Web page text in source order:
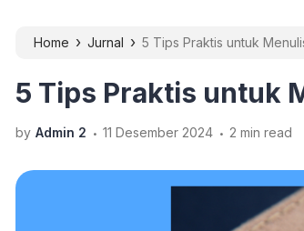
Home › Jurnal › 5 Tips Praktis untuk
5 Tips Praktis untuk
by Admin 2 . 11 Desember 2024 . 2 min read